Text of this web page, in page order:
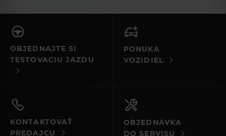
OBJEDNAJTE SI
TESTOVACIU JAZDU
PONUKA
VOZIDIEL
KONTAKTOVAŤ
PREDAJCU
OBJEDNÁVKA
DO SERVISU